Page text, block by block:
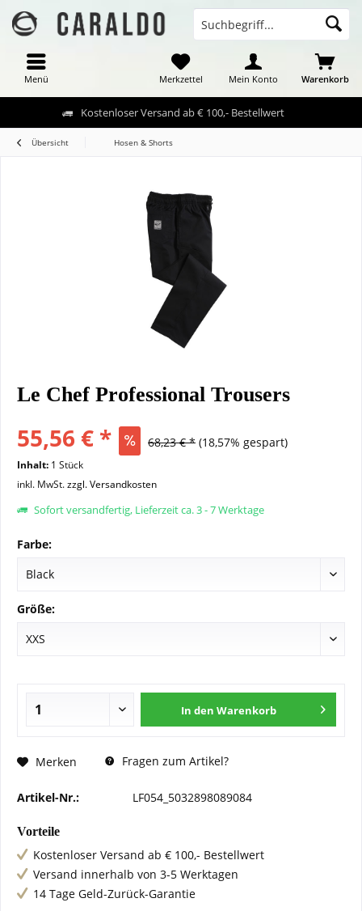
Kostenloser Versand ab € 100,- Bestellwert
Menü Warenkorb
Merkzettel Mein Konto
Übersicht Hosen & Shorts
Le Chef Professional Trousers
55,56 € * 68,23 € * (18,57% gespart)
Inhalt: 1 Stück
inkl. MwSt.zzgl. Versandkosten
Sofort versandfertig, Lieferzeit ca. 3 - 7 Werktage
Farbe:
Größe:
In den Warenkorb
Merken Fragen zum Artikel?
Artikel-Nr.: LF054_5032898089084
Vorteile
Kostenloser Versand ab € 100,- Bestellwert
Versand innerhalb von 3-5 Werktagen
14 Tage Geld-Zurück-Garantie